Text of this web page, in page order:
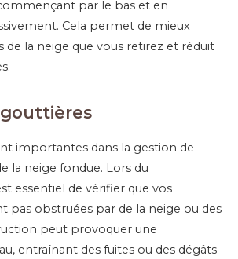
par le bas et en
Cela permet de mieux
de la neige que vous retirez et réduit
importantes dans la gestion de
la neige fondue. Lors du
essentiel de vérifier que vos
pas obstruées par de la neige ou des
peut provoquer une
entraînant des fuites ou des dégâts